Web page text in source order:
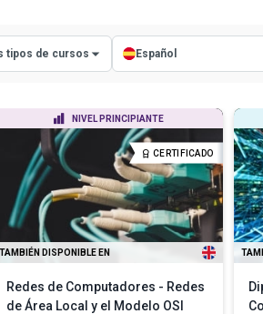
tipos de cursos
certificado
diploma
Español
Inglés
Español
NIVEL PRINCIPIANTE
CERTIFICADO
TAMBIÉN DISPONIBLE EN
Redes de Computadores - Redes
de Área Local y el Modelo OSI